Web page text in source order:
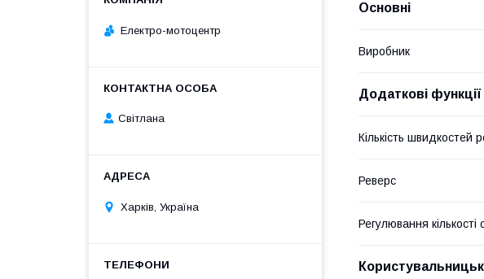
Основні
Виробник
Додаткові функції
Кількість швидкостей
Реверс
Регулювання кількості
Електро-мотоцентр
Світлана
Харків, Україна